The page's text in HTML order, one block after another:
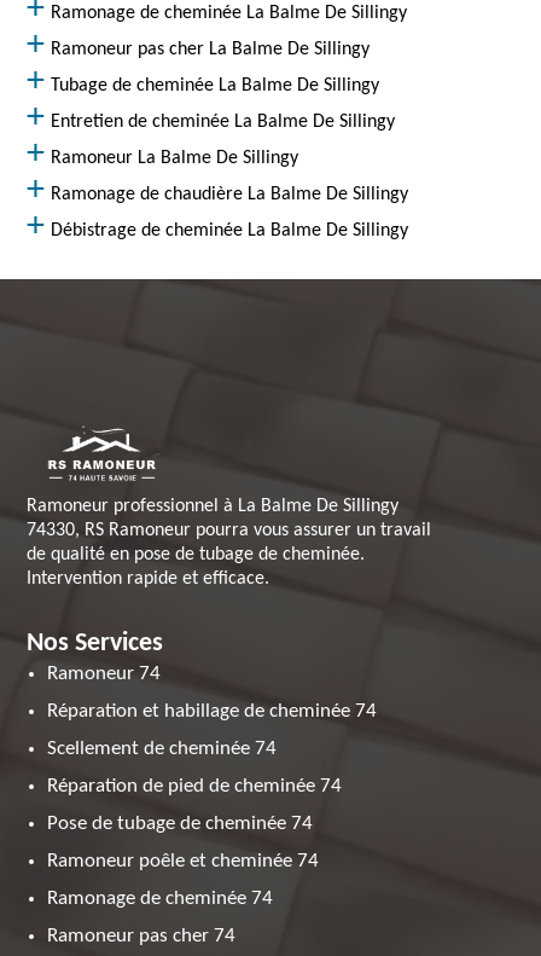
Ramonage de cheminée La Balme De Sillingy
Ramoneur pas cher La Balme De Sillingy
Tubage de cheminée La Balme De Sillingy
Entretien de cheminée La Balme De Sillingy
Ramoneur La Balme De Sillingy
Ramonage de chaudière La Balme De Sillingy
Débistrage de cheminée La Balme De Sillingy
Ramoneur professionnel à La Balme De Sillingy
74330, RS Ramoneur pourra vous assurer un travail
de qualité en pose de tubage de cheminée.
Intervention rapide et efficace.
Nos Services
Ramoneur 74
Réparation et habillage de cheminée 74
Scellement de cheminée 74
Réparation de pied de cheminée 74
Pose de tubage de cheminée 74
Ramoneur poêle et cheminée 74
Ramonage de cheminée 74
Ramoneur pas cher 74